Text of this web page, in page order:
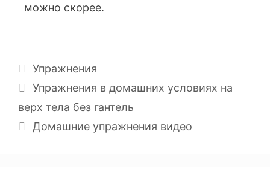
можно скорее.
Упражнения
Упражнения в домашних условиях на
верх тела без гантель
Домашние упражнения видео